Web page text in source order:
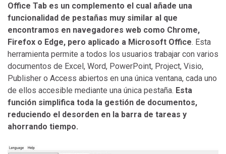
Office Tab es un complemento el cual añade una
funcionalidad de pestañas muy similar al que
encontramos en navegadores web como Chrome,
Firefox o Edge, pero aplicado a Microsoft Office. Esta
herramienta permite a todos los usuarios trabajar con varios
documentos de Excel, Word, PowerPoint, Project, Visio,
Publisher o Access abiertos en una única ventana, cada uno
de ellos accesible mediante una única pestaña. Esta
función simplifica toda la gestión de documentos,
reduciendo el desorden en la barra de tareas y
ahorrando tiempo.